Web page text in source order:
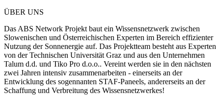
ÜBER UNS
Das ABS Network Projekt baut ein Wissensnetzwerk zwischen
Slowenischen und Österreichischen Experten im Bereich effizienter
Nutzung der Sonnenergie auf. Das Projektteam besteht aus Experten
von der Technischen Universität Graz und aus den Unternehmen
Talum d.d. und Tiko Pro d.o.o.. Vereint werden sie in den nächsten
zwei Jahren intensiv zusammenarbeiten - einerseits an der
Entwicklung des sogennanten STAF-Paneels, andererseits an der
Schaffung und Verbreitung des Wissensnetzwerkes!